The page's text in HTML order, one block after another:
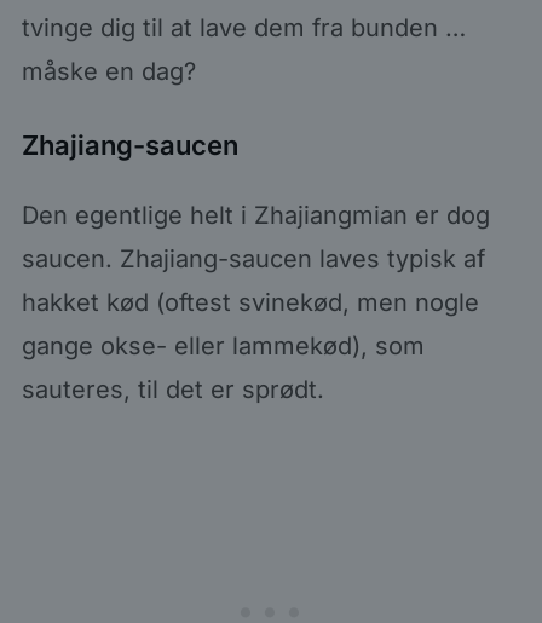
tvinge dig til at lave dem fra bunden …
måske en dag?
Zhajiang-saucen
Den egentlige helt i Zhajiangmian er dog
saucen. Zhajiang-saucen laves typisk af
hakket kød (oftest svinekød, men nogle
gange okse- eller lammekød), som
sauteres, til det er sprødt.